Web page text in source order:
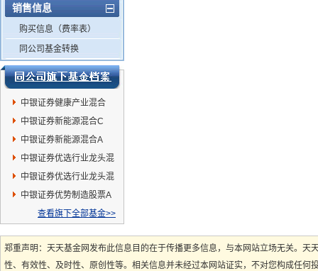
销售信息
购买信息（费率表）
同公司基金转换
中银证券健康产业混合
中银证券新能源混合C
中银证券新能源混合A
中银证券优选行业龙头混
合A
中银证券优选行业龙头混
合C
中银证券优势制造股票A
查看旗下全部基金>>
郑重声明：天天基金网发布此信息目的在于传播更多信息，与本网站立场无关。
性、有效性、及时性、原创性等。相关信息并未经过本网站证实，不对您构成任